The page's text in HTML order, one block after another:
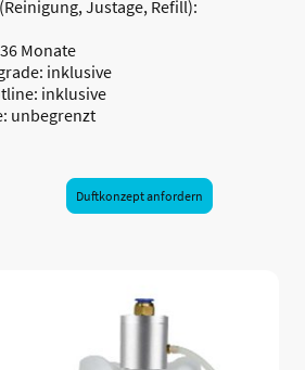
Justage, Refill):
Monate
inklusive
inklusive
unbegrenzt
Duftkonzept anfordern